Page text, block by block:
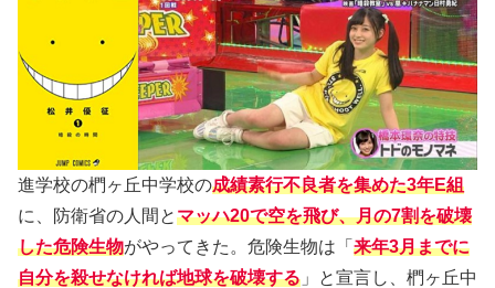
進学校の椚ヶ丘中学校の成績素行不良者を集めた3年E組
に、防衛省の人間とマッハ20で空を飛び、月の7割を破壊
した危険生物がやってきた。危険生物は「 来年3月までに
自分を殺せなければ地球を破壊する 」と宣言し、椚ヶ丘中